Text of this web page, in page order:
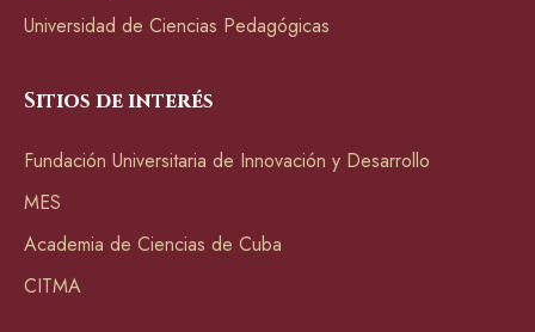
Universidad de Ciencias Pedagógicas
Sitios de interés
Fundación Universitaria de Innovación y Desarrollo
MES
Academia de Ciencias de Cuba
CITMA